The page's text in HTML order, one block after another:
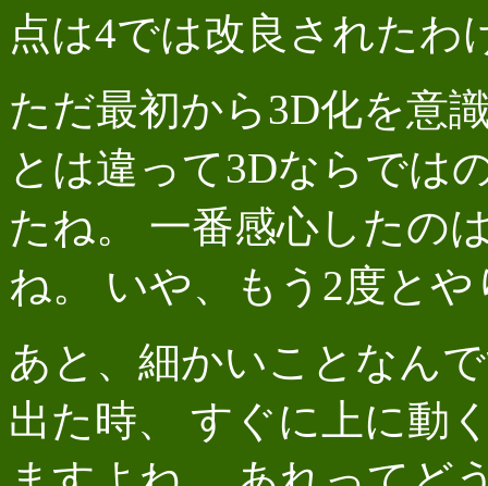
点は4では改良されたわ
ただ最初から3D化を意
とは違って3Dならでは
たね。 一番感心したの
ね。 いや、もう2度と
あと、細かいことなん
出た時、 すぐに上に動